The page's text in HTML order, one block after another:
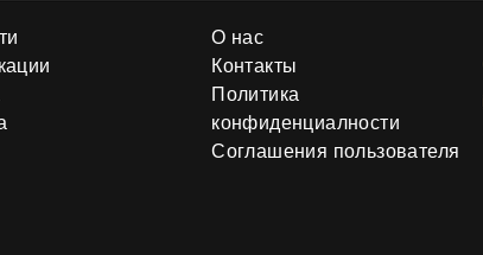
О нас
Контакты
Политика
конфиденциалности
Соглашения пользователя